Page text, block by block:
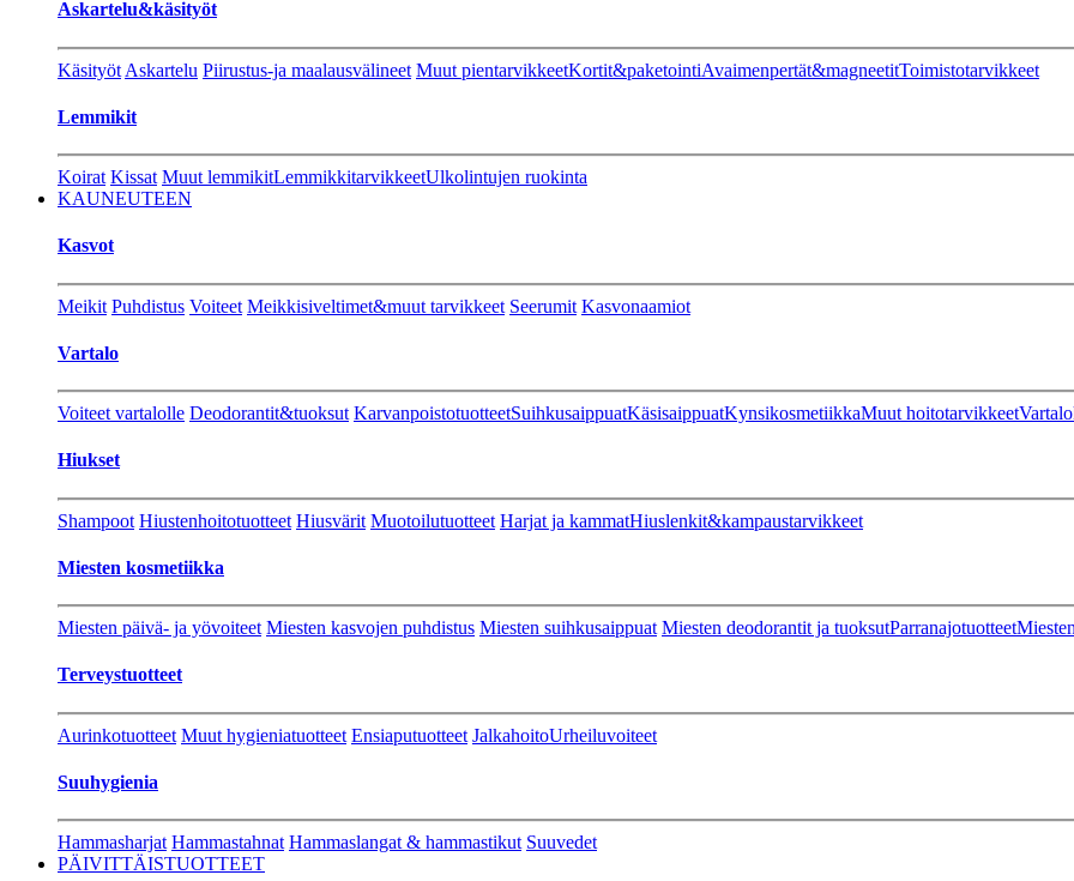
Askartelu&käsityöt
Käsityöt Askartelu Piirustus-ja maalausvälineet Muut pientarvikkeetKortit&paketointiAvaimenpertät&magneetitToimistotarvikkeet
Lemmikit
Koirat Kissat Muut lemmikitLemmikkitarvikkeetUlkolintujen ruokinta
KAUNEUTEEN
Kasvot
Meikit Puhdistus Voiteet Meikkisiveltimet&muut tarvikkeet Seerumit Kasvonaamiot
Vartalo
Voiteet vartalolle Deodorantit&tuoksut KarvanpoistotuotteetSuihkusaippuatKäsisaippuatKynsikosmetiikkaMuut hoitotarvikkeet
Hiukset
Shampoot Hiustenhoitotuotteet Hiusvärit Muotoilutuotteet Harjat ja kammatHiuslenkit&kampaustarvikkeet
Miesten kosmetiikka
Miesten päivä- ja yövoiteet Miesten kasvojen puhdistus Miesten suihkusaippuat Miesten deodorantit ja tuoksutParranajotuotteet
Terveystuotteet
Aurinkotuotteet Muut hygieniatuotteet Ensiaputuotteet JalkahoitoUrheiluvoiteet
Suuhygienia
Hammasharjat Hammastahnat Hammaslangat & hammastikut Suuvedet
PÄIVITTÄISTUOTTEET